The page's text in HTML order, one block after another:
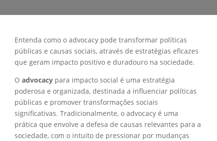
Entenda como o advocacy pode transformar políticas
públicas e causas sociais, através de estratégias eficazes
que geram impacto positivo e duradouro na sociedade.
O advocacy para impacto social é uma estratégia
poderosa e organizada, destinada a influenciar políticas
públicas e promover transformações sociais
significativas. Tradicionalmente, o advocacy é uma
prática que envolve a defesa de causas relevantes para a
sociedade, com o intuito de pressionar por mudanças